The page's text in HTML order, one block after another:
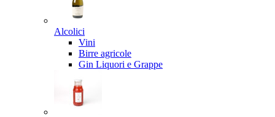
Alcolici
Vini
Birre agricole
Gin Liquori e Grappe